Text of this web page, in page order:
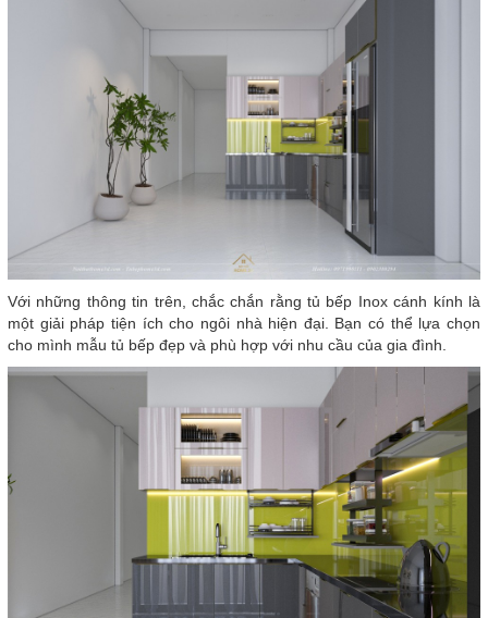
Với những thông tin trên, chắc chắn rằng tủ bếp Inox cánh kính là
một giải pháp tiện ích cho ngôi nhà hiện đại. Bạn có thể lựa chọn
cho mình mẫu tủ bếp đẹp và phù hợp với nhu cầu của gia đình.